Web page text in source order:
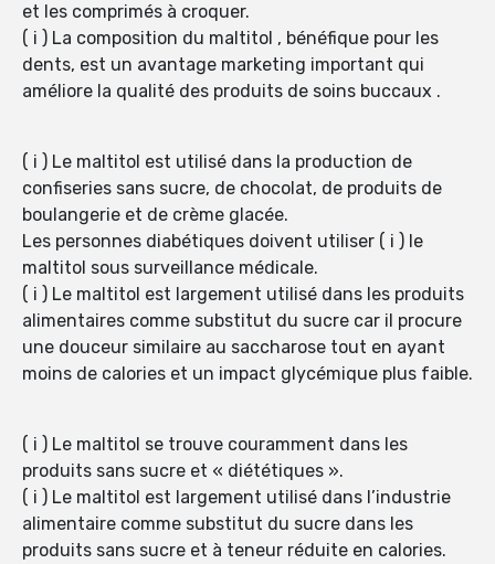
et les comprimés à croquer.
( i ) La composition du maltitol , bénéfique pour les
dents, est un avantage marketing important qui
améliore la qualité des produits de soins buccaux .
( i ) Le maltitol est utilisé dans la production de
confiseries sans sucre, de chocolat, de produits de
boulangerie et de crème glacée.
Les personnes diabétiques doivent utiliser ( i ) le
maltitol sous surveillance médicale.
( i ) Le maltitol est largement utilisé dans les produits
alimentaires comme substitut du sucre car il procure
une douceur similaire au saccharose tout en ayant
moins de calories et un impact glycémique plus faible.
( i ) Le maltitol se trouve couramment dans les
produits sans sucre et « diététiques ».
( i ) Le maltitol est largement utilisé dans l’industrie
alimentaire comme substitut du sucre dans les
produits sans sucre et à teneur réduite en calories.